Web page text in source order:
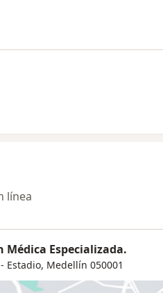
línea
Médica Especializada.
Estadio, Medellín 050001